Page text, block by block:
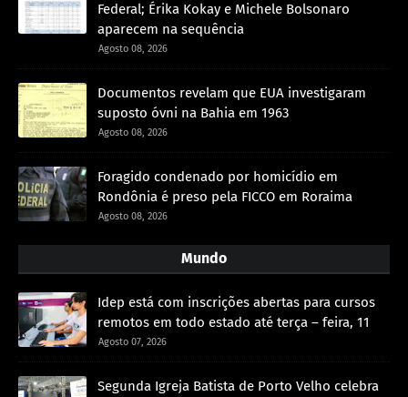
Federal; Érika Kokay e Michele Bolsonaro
aparecem na sequência
Agosto 08, 2026
Documentos revelam que EUA investigaram
suposto óvni na Bahia em 1963
Agosto 08, 2026
Foragido condenado por homicídio em
Rondônia é preso pela FICCO em Roraima
Agosto 08, 2026
Mundo
Idep está com inscrições abertas para cursos
remotos em todo estado até terça – feira, 11
Agosto 07, 2026
Segunda Igreja Batista de Porto Velho celebra